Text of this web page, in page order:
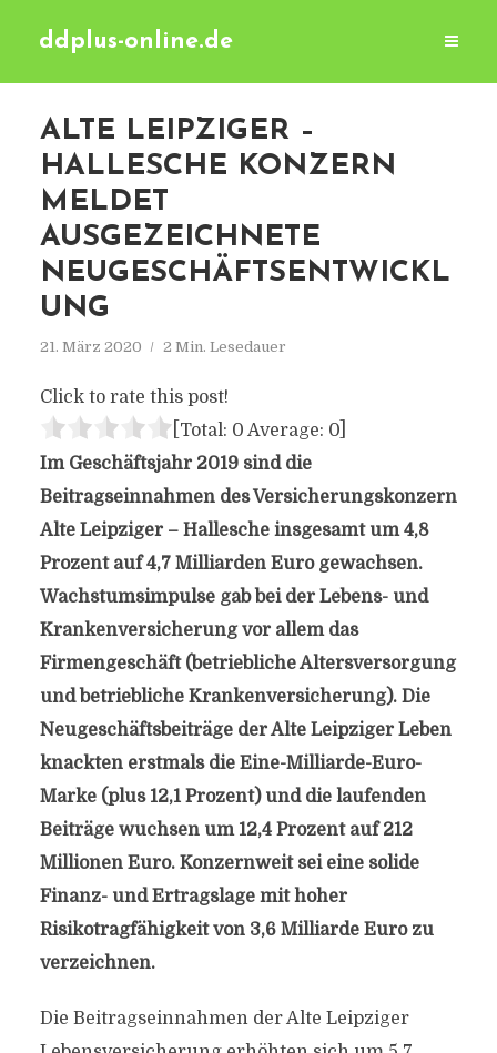
ddplus-online.de
ALTE LEIPZIGER –
HALLESCHE KONZERN
MELDET
AUSGEZEICHNETE
NEUGESCHÄFTSENTWICKL
UNG
21. März 2020 2 Min. Lesedauer
Click to rate this post!
[Total: 0 Average: 0]
Im Geschäftsjahr 2019 sind die
Beitragseinnahmen des Versicherungskonzern
Alte Leipziger – Hallesche insgesamt um 4,8
Prozent auf 4,7 Milliarden Euro gewachsen.
Wachstumsimpulse gab bei der Lebens- und
Krankenversicherung vor allem das
Firmengeschäft (betriebliche Altersversorgung
und betriebliche Krankenversicherung). Die
Neugeschäftsbeiträge der Alte Leipziger Leben
knackten erstmals die Eine-Milliarde-Euro-
Marke (plus 12,1 Prozent) und die laufenden
Beiträge wuchsen um 12,4 Prozent auf 212
Millionen Euro. Konzernweit sei eine solide
Finanz- und Ertragslage mit hoher
Risikotragfähigkeit von 3,6 Milliarde Euro zu
verzeichnen.
Die Beitragseinnahmen der Alte Leipziger